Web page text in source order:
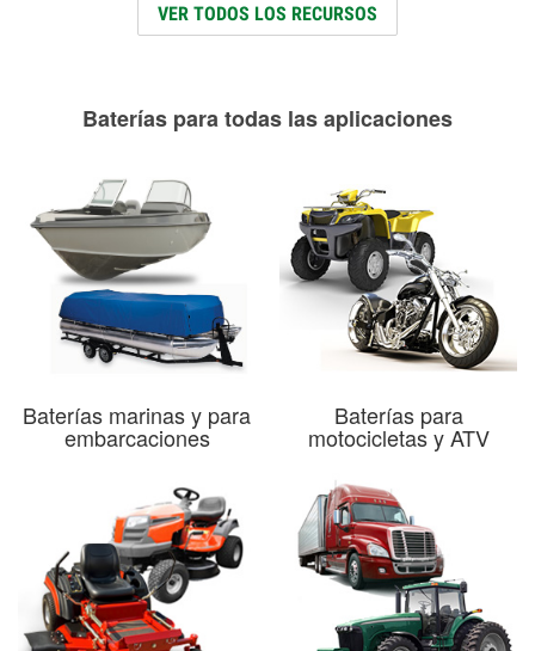
VER TODOS LOS RECURSOS
Baterías para todas las aplicaciones
Baterías marinas y para
embarcaciones
Baterías para
motocicletas y ATV